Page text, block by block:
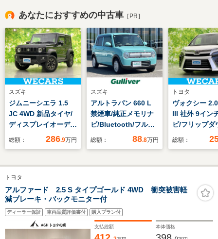
あなたにおすすめの中古車 ［PR］
スズキ
ジムニーシエラ 1.5
JC 4WD 新品タイヤ/
ディスプレイオーディ
オ/セーフティサポー
止支援システム/ヘッ
ドランプ
LED/Bluetooth接
続/ETC/EBD付ABS
総額： 286.9万円
スズキ
アルトラパン 660 L
禁煙車/純正メモリナ
ビ/Bluetooth/フルセ
グTV/全方位カメラ/衝
ー/シートヒータ
オートライト/スペア
キー/保証書/取扱説明
書
総額： 88.8万円
トヨタ
ヴォクシー
III 社外 9イン
ビ/フリップダ
ニター 社外
イドドア/車線
ト ハーフレザ
ドランプ LED
総額：
トヨタ
アルファード 2.5 S タイプゴールド 4WD 衝突被害軽
減ブレーキ・バックモニター付
ディーラー保証 車両品質評価書付 購入プラン付
支払総額 本体価格